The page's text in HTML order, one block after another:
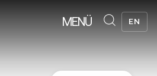
MENÜ EN